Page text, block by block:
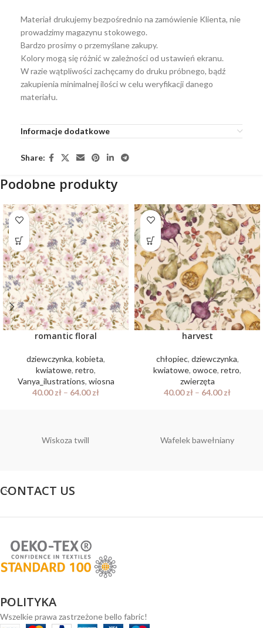
Materiał drukujemy bezpośrednio na zamówienie Klienta, nie
prowadzimy magazynu stokowego.
Bardzo prosimy o przemyślane zakupy.
Kolory mogą się różnić w zależności od ustawień ekranu.
W razie wątpliwości zachęcamy do druku próbnego, bądź
zakupienia minimalnej ilości w celu weryfikacji danego
materiału.
Informacje dodatkowe
Share:
Podobne produkty
romantic floral
dziewczynka, kobieta,
kwiatowe, retro,
Vanya_ilustrations, wiosna
40.00zł – 64.00zł
harvest
chłopiec, dziewczynka,
kwiatowe, owoce, retro,
zwierzęta
40.00zł – 64.00zł
Wiskoza twill Wafelek bawełniany
CONTACT US
POLITYKA
Wszelkie prawa zastrzeżone bello fabric!